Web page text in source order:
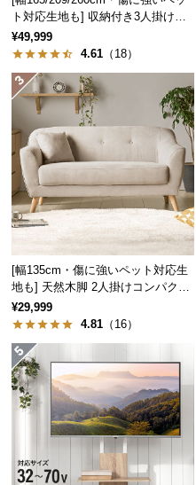
中
商
の
配
送
に
つ
い
て
小
型
商
品
配
送
に
ト対応生地も] 収納付き3人掛け多
機能ソファ
¥49,999
4.61 （18）
[幅135cm・傷に強いペット対応生
地も] 天然木脚 2人掛けコンパクト
ソファ 北欧風
¥29,999
4.81 （16）